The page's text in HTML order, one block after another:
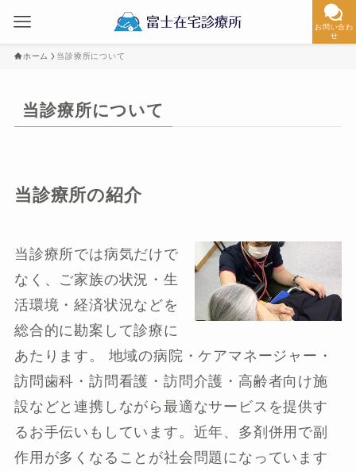
お問い合わ
せ
ホーム 当診療所について
当診療所について
当診療所の紹介
当診療所では病気だけで
なく、ご家族の状況・生
活環境・経済状況などを
総合的に勘案して診療に
あたります。 地域の病院・ケアマネージャー・
訪問歯科・訪問看護・訪問介護・高齢者向け施
設などと連携しながら最適なサービスを提供す
るお手伝いもしています。近年、多剤併用で副
作用が多くなることが社会問題になっています